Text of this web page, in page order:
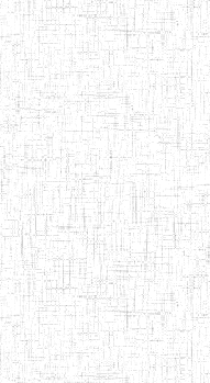
HAUT
12/08/2013
DE
05/09/2003
07/09/2012
TERESA
14/03/2014